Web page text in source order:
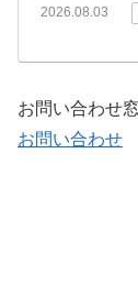
2026.08.03
お問い合わせ
お問い合わせ